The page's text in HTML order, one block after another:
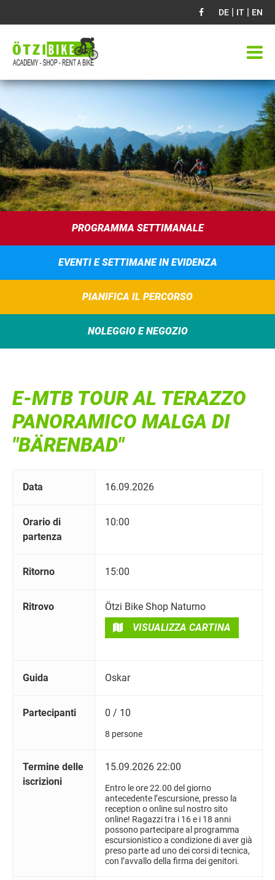
DE | IT | EN
PROGRAMMA SETTIMANALE
EVENTI E SETTIMANE IN EVIDENZA
PIANIFICA IL PERCORSO
NOLEGGIO E NEGOZIO
E-MTB TOUR AL TERAZZO
PANORAMICO MALGA DI
"BÄRENBAD"
Data 16.09.2026
Orario di
partenza
10:00
Ritorno 15:00
Ritrovo
Ötzi Bike Shop Naturno
VISUALIZZA CARTINA
Guida Oskar
Partecipanti 0 / 10
8 persone
Termine delle
iscrizioni
15.09.2026 22:00
Entro le ore 22.00 del giorno
antecedente l’escursione, presso la
reception o online sul nostro sito
online! Ragazzi tra i 16 e i 18 anni
possono partecipare al programma
escursionistico a condizione di aver già
preso parte ad uno dei corsi di tecnica,
con l’avvallo della firma dei genitori.